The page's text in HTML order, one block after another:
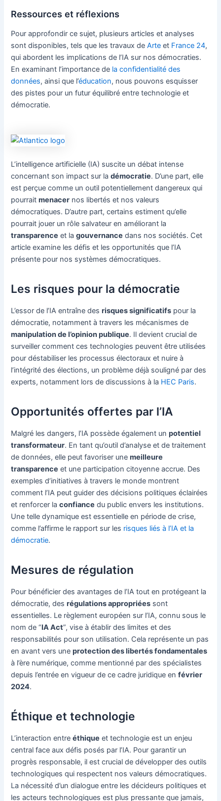
Ressources et réflexions
Pour approfondir ce sujet, plusieurs articles et analyses
sont disponibles, tels que les travaux deArte et France 24,
qui abordent les implications de l’IA sur nos démocraties.
En examinant l’importance de la confidentialité des
données, ainsi que l’éducation, nous pouvons esquisser
des pistes pour un futur équilibré entre technologie et
démocratie.
L’intelligence artificielle (IA) suscite un débat intense
concernant son impact sur ladémocratie. D’une part, elle
est perçue comme un outil potentiellement dangereux qui
pourraitmenacer nos libertés et nos valeurs
démocratiques. D’autre part, certains estiment qu’elle
pourrait jouer un rôle salvateur en améliorant la
transparence et lagouvernance dans nos sociétés. Cet
article examine les défis et les opportunités que l’IA
présente pour nos systèmes démocratiques.
Les risques pour la démocratie
L’essor de l’IA entraîne desrisques significatifs pour la
démocratie, notamment à travers les mécanismes de
manipulation de l’opinion publique. Il devient crucial de
surveiller comment ces technologies peuvent être utilisées
pour déstabiliser les processus électoraux et nuire à
l’intégrité des élections, un problème déjà souligné par des
experts, notamment lors de discussions à la HEC Paris.
Opportunités offertes par l’IA
Malgré les dangers, l’IA possède également unpotentiel
transformateur. En tant qu’outil d’analyse et de traitement
de données, elle peut favoriser unemeilleure
transparence et une participation citoyenne accrue. Des
exemples d’initiatives à travers le monde montrent
comment l’IA peut guider des décisions politiques éclairées
et renforcer laconfiance du public envers les institutions.
Une telle dynamique est essentielle en période de crise,
comme l’affirme le rapport sur les risques liés à l’IA et la
démocratie.
Mesures de régulation
Pour bénéficier des avantages de l’IA tout en protégeant la
démocratie, desrégulations appropriées sont
essentielles. Le règlement européen sur l’IA, connu sous le
nom de “IA Act”, vise à établir des limites et des
responsabilités pour son utilisation. Cela représente un pas
en avant vers uneprotection des libertés fondamentales
à l’ère numérique, comme mentionné par des spécialistes
depuis l’entrée en vigueur de ce cadre juridique enfévrier
2024.
Éthique et technologie
L’interaction entreéthique et technologie est un enjeu
central face aux défis posés par l’IA. Pour garantir un
progrès responsable, il est crucial de développer des outils
technologiques qui respectent nos valeurs démocratiques.
La nécessité d’un dialogue entre les décideurs politiques et
les acteurs technologiques est plus pressante que jamais,